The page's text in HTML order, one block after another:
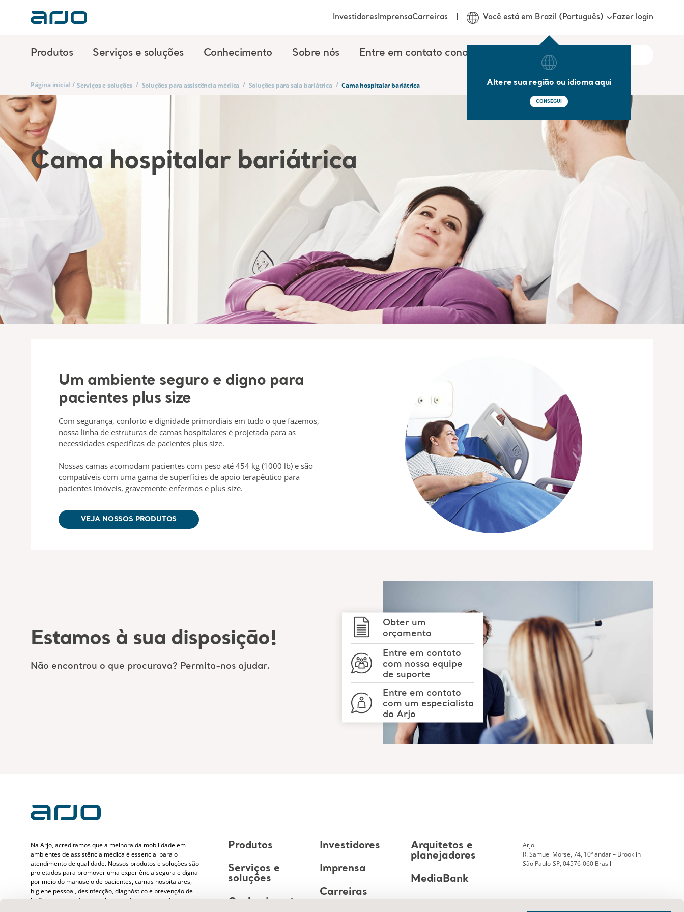
Produtos Serviços e soluções Conhecimento Sobre nós Entre em contato conosco
InvestidoresImprensaCarreiras Você está em Brazil (Português)
Altere sua região ou idioma aqui
CONSEGUI
Fazer login
Página inicial / Serviços e soluções / Soluções para assistência médica / Soluções para sala bariátrica / Cama hospitalar bariátrica
Cama hospitalar bariátrica
Um ambiente seguro e digno para
pacientes plus size
Com segurança, conforto e dignidade primordiais em tudo o que fazemos,
nossa linha de estruturas de camas hospitalares é projetada para as
necessidades específicas de pacientes plus size.
Nossas camas acomodam pacientes com peso até 454 kg (1000 lb) e são
compatíveis com uma gama de superfícies de apoio terapêutico para
pacientes imóveis, gravemente enfermos e plus size.
VEJA NOSSOS PRODUTOS
Estamos à sua disposição!
Não encontrou o que procurava? Permita-nos ajudar.
Obter um
orçamento
Entre em contato
com nossa equipe
de suporte
Entre em contato
com um especialista
da Arjo
Na Arjo, acreditamos que a melhora da mobilidade em
ambientes de assistência médica é essencial para o
atendimento de qualidade. Nossos produtos e soluções são
projetados para promover uma experiência segura e digna
por meio do manuseio de pacientes, camas hospitalares,
higiene pessoal, desinfecção, diagnóstico e prevenção de
lesões por pressão e tromboembolismo venoso. Com mais
Produtos
Serviços e
soluções
Conhecimento
Investidores
Imprensa
Carreiras
Arquitetos e
planejadores
MediaBank
Arjo
R. Samuel Morse, 74, 10º andar – Brooklin
São Paulo-SP, 04576-060 Brasil